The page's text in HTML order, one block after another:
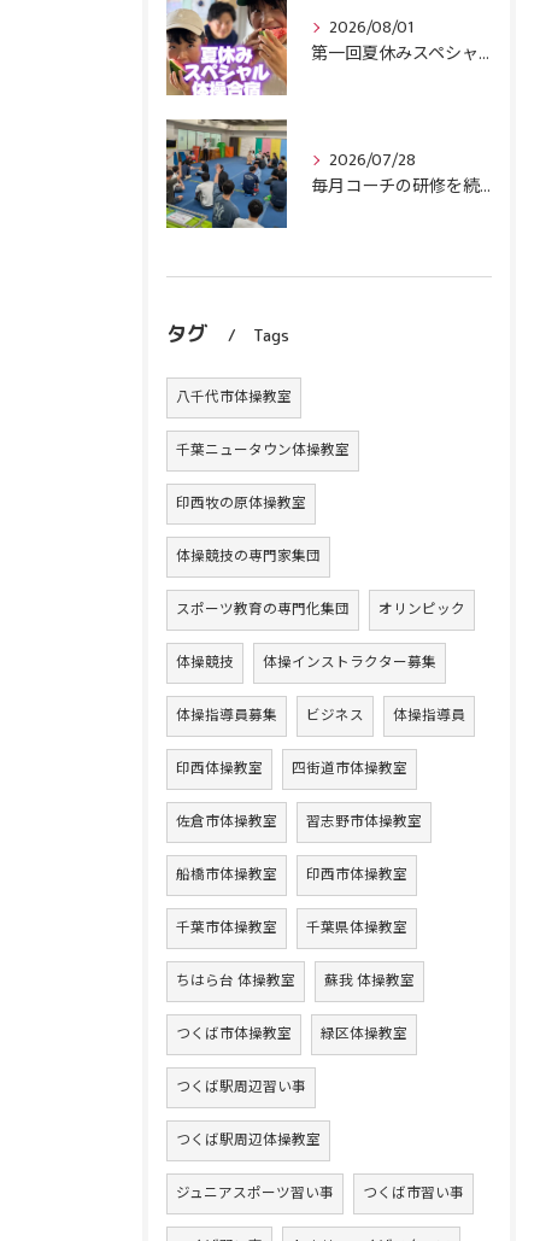
2026/08/01
第一回夏休みスペシャル体操合宿終了！
2026/07/28
毎月コーチの研修を続けます！
タグ Tags
八千代市体操教室
千葉ニュータウン体操教室
印西牧の原体操教室
体操競技の専門家集団
スポーツ教育の専門化集団 オリンピック
体操競技 体操インストラクター募集
体操指導員募集 ビジネス 体操指導員
印西体操教室 四街道市体操教室
佐倉市体操教室 習志野市体操教室
船橋市体操教室 印西市体操教室
千葉市体操教室 千葉県体操教室
ちはら台 体操教室 蘇我 体操教室
つくば市体操教室 緑区体操教室
つくば駅周辺習い事
つくば駅周辺体操教室
ジュニアスポーツ習い事 つくば市習い事